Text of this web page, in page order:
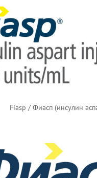
Fiasp / Фиасп (инсулин